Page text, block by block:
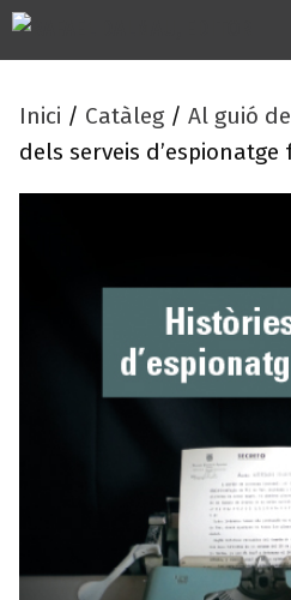
Vés
Inici / Catàleg / Al guió
dels serveis